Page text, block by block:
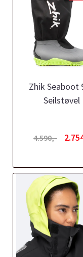
Zhik Seaboot
Seilstøvel
4.590,-